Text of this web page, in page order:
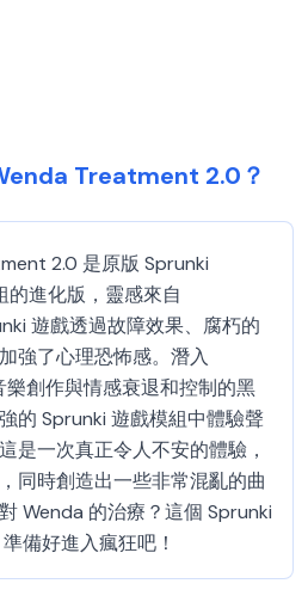
Treatment 2.0？
2.0 是原版 Sprunki
進化版，靈感來自
遊戲透過故障效果、腐朽的
強了心理恐怖感。潛入
創作與情感衰退和控制的黑
的 Sprunki 遊戲模組中體驗聲
是一次真正令人不安的體驗，
同時創造出一些非常混亂的曲
Wenda 的治療？這個 Sprunki
備好進入瘋狂吧！